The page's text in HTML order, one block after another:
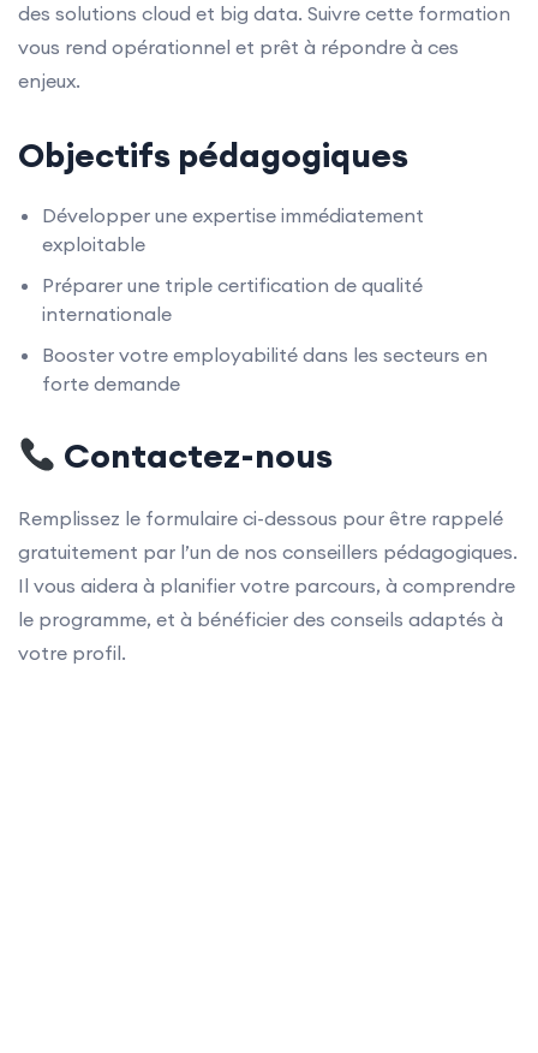
des solutions cloud et big data. Suivre cette formation
vous rend opérationnel et prêt à répondre à ces
enjeux.
Objectifs pédagogiques
Développer une expertise immédiatement
exploitable
Préparer une triple certification de qualité
internationale
Booster votre employabilité dans les secteurs en
forte demande
Contactez-nous
Remplissez le formulaire ci-dessous pour être rappelé
gratuitement par l’un de nos conseillers pédagogiques.
Il vous aidera à planifier votre parcours, à comprendre
le programme, et à bénéficier des conseils adaptés à
votre profil.